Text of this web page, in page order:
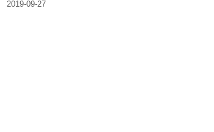
もしれない――。